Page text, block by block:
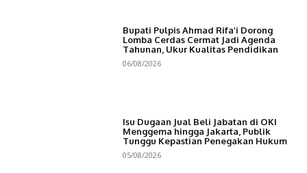
Bupati Pulpis Ahmad Rifa’i Dorong
Lomba Cerdas Cermat Jadi Agenda
Tahunan, Ukur Kualitas Pendidikan
06/08/2026
Isu Dugaan Jual Beli Jabatan di OKI
Menggema hingga Jakarta, Publik
Tunggu Kepastian Penegakan Hukum
05/08/2026